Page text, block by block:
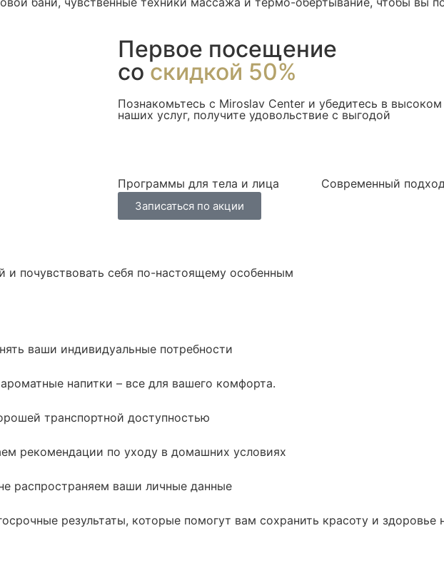
Первое посещение
со скидкой 50%
Познакомьтесь с Miroslav Сenter и убедитесь в высоком
наших услуг, получите удовольствие с выгодой
Программы для тела и лица Современный
Записаться по акции
почувствовать себя по-настоящему особенным
ваши индивидуальные потребности
напитки – все для вашего комфорта.
транспортной доступностью
рекомендации по уходу в домашних условиях
распространяем ваши личные данные
результаты, которые помогут вам сохранить красоту и здоровье